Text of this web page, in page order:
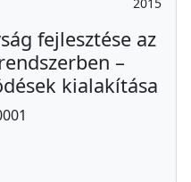
fejlesztése az
–
kialakítása